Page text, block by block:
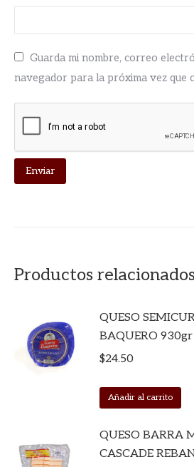
Guarda mi nombre, correo
navegador para la próxima vez que
Productos
QUESO
BAQUERO 930gr
$24.50
Añadir al carrito
QUESO BARRA
CASCADE